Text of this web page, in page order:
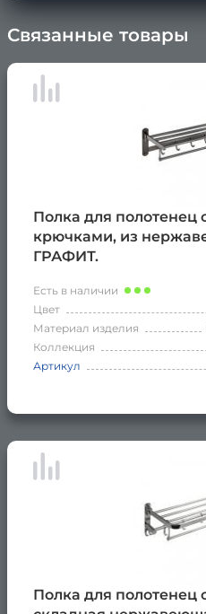
Связанные товары
Полка для полотенец
крючками, из
ГРАФИТ.
Есть в наличии
Цвет
Материал изделия
Коллекция
Артикул
Полка для полотенец